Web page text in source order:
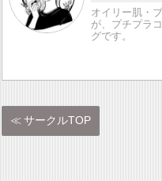
オイリー肌・
が、プチプラ
グです。
サークルTOP